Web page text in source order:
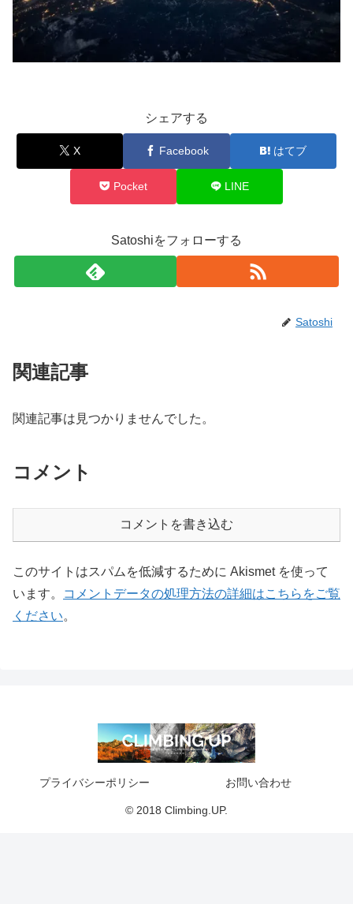
シェアする
X Facebook はてブ
Pocket LINE
Satoshiをフォローする
Satoshi
関連記事
関連記事は見つかりませんでした。
コメント
コメントを書き込む
このサイトはスパムを低減するために Akismet を使って
います。
コメントデータの処理方法の詳細はこちらをご覧
ください。
プライバシーポリシー お問い合わせ
© 2018 Climbing.UP.